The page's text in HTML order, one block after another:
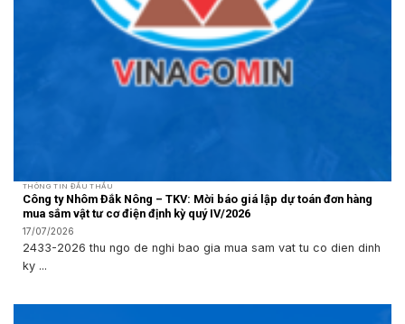
THÔNG TIN ĐẤU THẦU
Công ty Nhôm Đắk Nông – TKV: Mời báo giá lập dự toán đơn hàng
mua sắm vật tư cơ điện định kỳ quý IV/2026
17/07/2026
2433-2026 thu ngo de nghi bao gia mua sam vat tu co dien dinh
ky ...